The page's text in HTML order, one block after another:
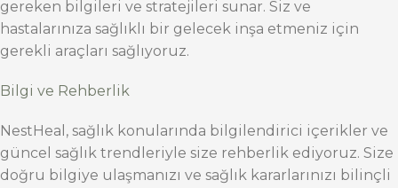
gereken bilgileri ve stratejileri sunar. Siz ve
hastalarınıza sağlıklı bir gelecek inşa etmeniz için
gerekli araçları sağlıyoruz.
Bilgi ve Rehberlik
NestHeal, sağlık konularında bilgilendirici içerikler ve
güncel sağlık trendleriyle size rehberlik ediyoruz. Size
doğru bilgiye ulaşmanızı ve sağlık kararlarınızı bilinçli